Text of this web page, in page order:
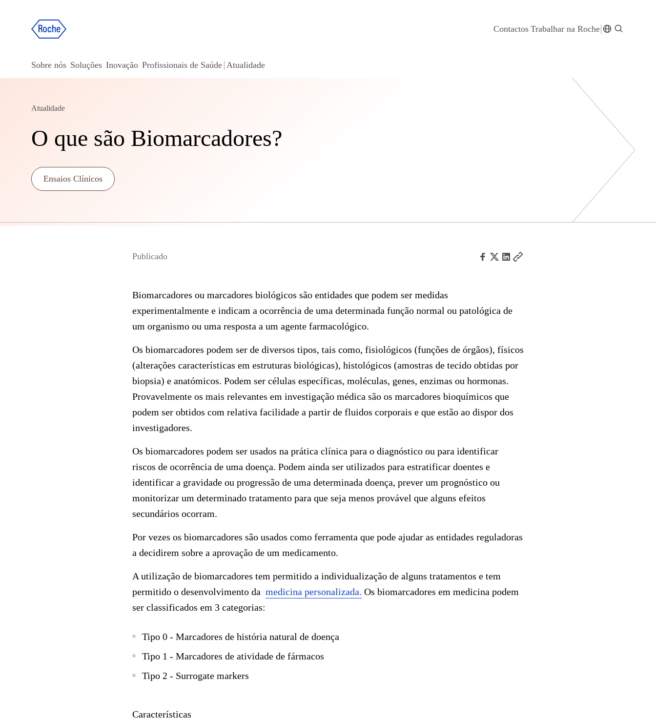
Contactos Trabalhar na Roche
Sobre nós Soluções Inovação Profissionais de Saúde Atualidade
Atualidade
O que são Biomarcadores?
Ensaios Clínicos
Publicado
Biomarcadores ou marcadores biológicos são entidades que podem ser medidas
experimentalmente e indicam a ocorrência de uma determinada função normal ou patológica de
um organismo ou uma resposta a um agente farmacológico.
Os biomarcadores podem ser de diversos tipos, tais como, fisiológicos (funções de órgãos), físicos
(alterações características em estruturas biológicas), histológicos (amostras de tecido obtidas por
biopsia) e anatómicos. Podem ser células específicas, moléculas, genes, enzimas ou hormonas.
Provavelmente os mais relevantes em investigação médica são os marcadores bioquímicos que
podem ser obtidos com relativa facilidade a partir de fluidos corporais e que estão ao dispor dos
investigadores.
Os biomarcadores podem ser usados na prática clínica para o diagnóstico ou para identificar
riscos de ocorrência de uma doença. Podem ainda ser utilizados para estratificar doentes e
identificar a gravidade ou progressão de uma determinada doença, prever um prognóstico ou
monitorizar um determinado tratamento para que seja menos provável que alguns efeitos
secundários ocorram.
Por vezes os biomarcadores são usados como ferramenta que pode ajudar as entidades reguladoras
a decidirem sobre a aprovação de um medicamento.
A utilização de biomarcadores tem permitido a individualização de alguns tratamentos e tem
permitido o desenvolvimento da medicina personalizada. Os biomarcadores em medicina podem
ser classificados em 3 categorias:
Tipo 0 - Marcadores de história natural de doença
Tipo 1 - Marcadores de atividade de fármacos
Tipo 2 - Surrogate markers
Características